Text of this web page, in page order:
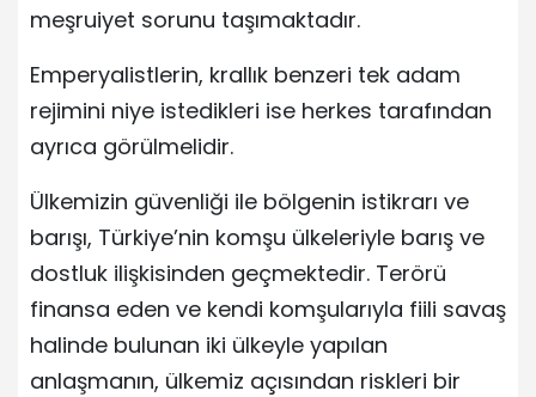
meşruiyet sorunu taşımaktadır.
Emperyalistlerin, krallık benzeri tek adam
rejimini niye istedikleri ise herkes tarafından
ayrıca görülmelidir.
Ülkemizin güvenliği ile bölgenin istikrarı ve
barışı, Türkiye’nin komşu ülkeleriyle barış ve
dostluk ilişkisinden geçmektedir. Terörü
finansa eden ve kendi komşularıyla fiili savaş
halinde bulunan iki ülkeyle yapılan
anlaşmanın, ülkemiz açısından riskleri bir